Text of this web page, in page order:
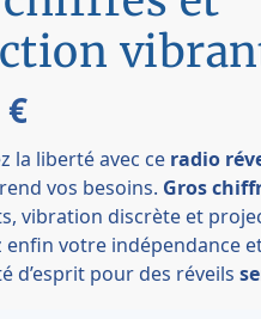
€
la liberté avec ce radio
vos besoins. Gros
vibration discrète et
enfin votre indépendance
d’esprit pour des réveils